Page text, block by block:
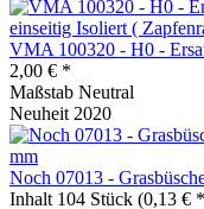
VMA 100320 - H0 -
2,00 € *
Maßstab Neutral
Neuheit 2020
Noch 07013 -
Inhalt 104 Stück (0,13 €